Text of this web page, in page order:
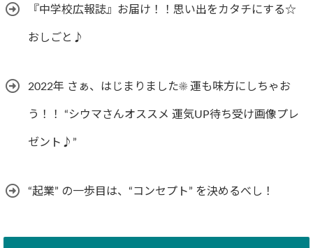
『中学校広報誌』お届け！！思い出をカタチにする☆
おしごと♪
2022年 さぁ、はじまりました☀︎ 運も味方にしちゃお
う！！ “シウマさんオススメ 運気UP待ち受け画像プレ
ゼント♪”
“起業” の一歩目は、“コンセプト” を決めるべし！